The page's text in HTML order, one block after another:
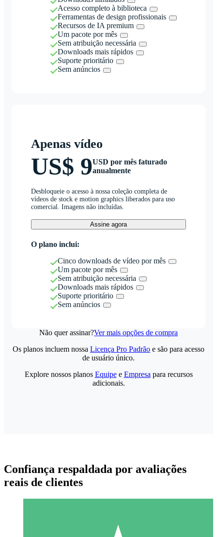
Acesso completo à biblioteca
Ferramentas de design profissionais
Recursos de IA premium
Um pacote por mês
Sem atribuição necessária
Downloads mais rápidos
Suporte prioritário
Sem anúncios
Apenas vídeo
US$ 9USD por mês faturado
anualmente
Desbloqueie o acesso à nossa coleção completa de
vídeos de stock e motion graphics liberados para uso
comercial. Imagens não incluídas.
Assine agora
O plano inclui:
Cinco downloads de vídeo por mês
Um pacote por mês
Sem atribuição necessária
Downloads mais rápidos
Suporte prioritário
Sem anúncios
Não quer assinar?Ver mais opções de compra
Os planos incluem nossa Licença Pro Padrão e são para acesso
de usuário único.
Explore nossos planos Equipee Empresa para recursos
adicionais.
Confiança respaldada por avaliações
reais de clientes